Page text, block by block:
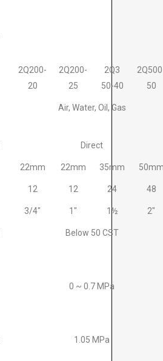
2Q200-
20
2Q200-
25
2Q3
50-40
50
Air, Water, Oil, Gas
Direct
22mm 22mm 35mm
12 12 24 48
3/4″ 1″ 1½ 2″
Below 50 CST
0 ~ 0.7 MPa
1.05 MPa